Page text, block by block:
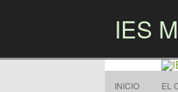
IES
INICIO EL